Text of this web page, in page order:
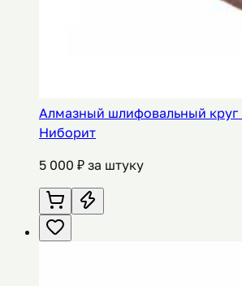
Алмазный шлифовальный круг
Ниборит
5 000 ₽ за штуку